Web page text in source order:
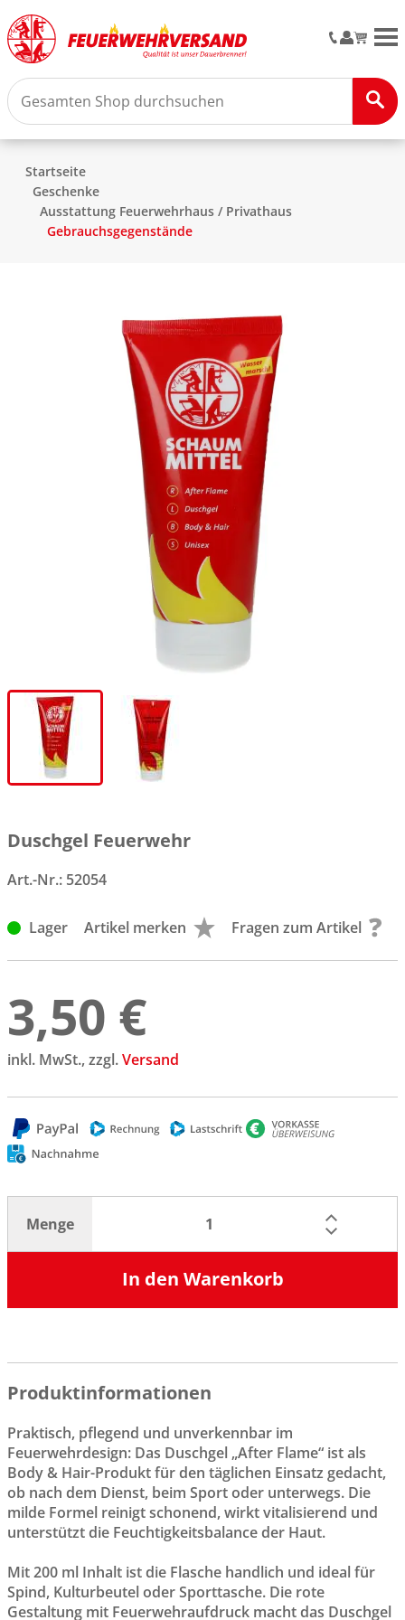
Startseite
Geschenke
Ausstattung Feuerwehrhaus / Privathaus
Gebrauchsgegenstände
Duschgel Feuerwehr
Art.-Nr.: 52054
Lager Artikel merken Fragen zum Artikel
3,50 €
inkl. MwSt., zzgl.Versand
Menge
In den Warenkorb
Produktinformationen
Praktisch, pflegend und unverkennbar im
Feuerwehrdesign: Das Duschgel „After Flame“ ist als
Body & Hair-Produkt für den täglichen Einsatz gedacht,
ob nach dem Dienst, beim Sport oder unterwegs. Die
milde Formel reinigt schonend, wirkt vitalisierend und
unterstützt die Feuchtigkeitsbalance der Haut.
Mit 200 ml Inhalt ist die Flasche handlich und ideal für
Spind, Kulturbeutel oder Sporttasche. Die rote
Gestaltung mit Feuerwehraufdruck macht das Duschgel